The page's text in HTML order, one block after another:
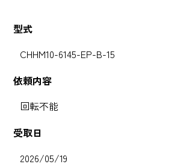
型式
CHHM10-6145-EP-B-15
依頼内容
回転不能
受取日
2026/05/19